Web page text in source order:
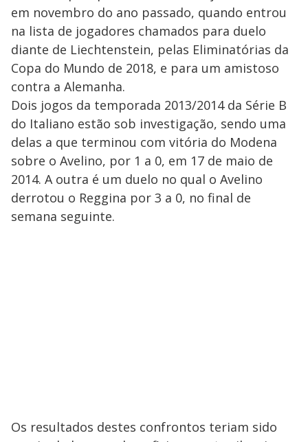
em novembro do ano passado, quando entrou
na lista de jogadores chamados para duelo
diante de Liechtenstein, pelas Eliminatórias da
Copa do Mundo de 2018, e para um amistoso
contra a Alemanha.
Dois jogos da temporada 2013/2014 da Série B
do Italiano estão sob investigação, sendo uma
delas a que terminou com vitória do Modena
sobre o Avelino, por 1 a 0, em 17 de maio de
2014. A outra é um duelo no qual o Avelino
derrotou o Reggina por 3 a 0, no final de
semana seguinte.
Os resultados destes confrontos teriam sido